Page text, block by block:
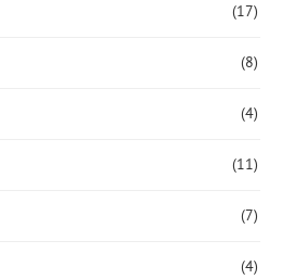
(17)
(8)
(4)
(11)
(7)
(4)